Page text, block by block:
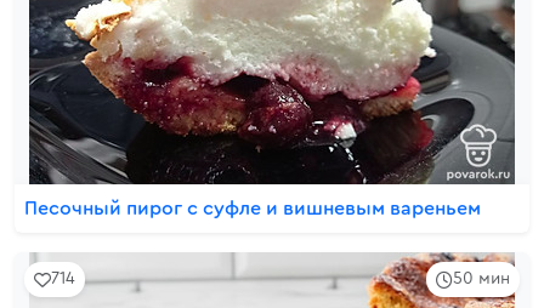
Песочный пирог с суфле и вишневым вареньем
50 мин
714